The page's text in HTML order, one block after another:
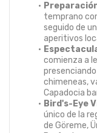
temprano
seguido de
aperitivos
comienza a
chimeneas,
Capadocia
Bird's-Eye
único de la
de Göreme,